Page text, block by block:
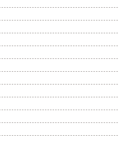
ましたね
す
先日、弊社が日本ペイン
工会社として表彰されました
コロナの影響で色々なイベン
すが、先日ブログでもお伝
02
成
＊湘南の外壁塗装専
!! 今週も１週間始まりました
１日頑張りましょう
さて
、小倉氏のオーダーしたウェ